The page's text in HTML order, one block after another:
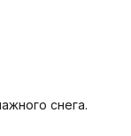
снега.